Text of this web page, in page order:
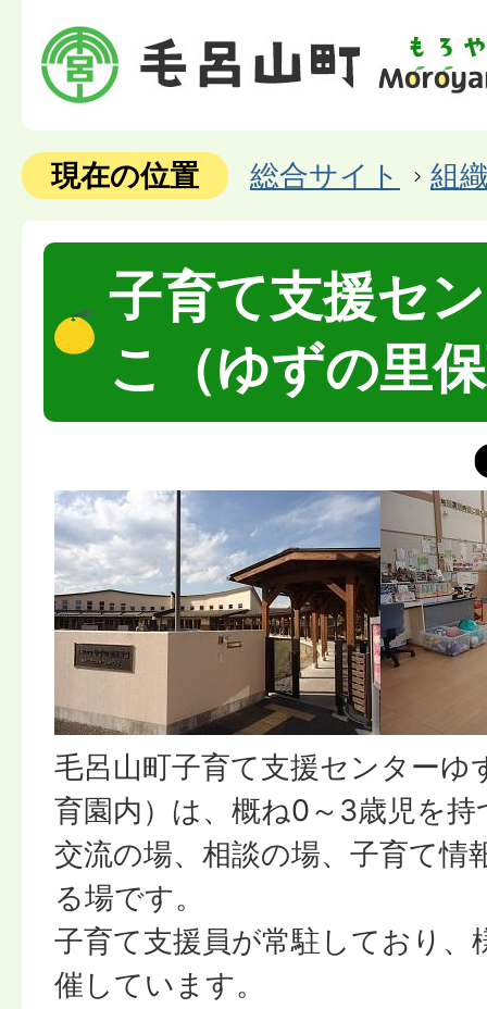
現在の位置 総合サイト 組
子育て支援セ
こ（ゆずの里
毛呂山町子育て支援センターゆ
育園内）は、概ね0～3歳児を
交流の場、相談の場、子育て情
る場です。
子育て支援員が常駐しており、
催しています。